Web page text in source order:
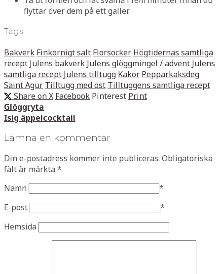
flyttar över dem på ett galler.
Tags
Bakverk Finkornigt salt Florsocker Högtidernas samtliga
recept Julens bakverk Julens glöggmingel / advent Julens
samtliga recept Julens tilltugg Kakor Pepparkaksdeg
Saint Agur Tilltugg med ost Tilltuggens samtliga recept
Share on X Facebook Pinterest Print
Glöggryta
Isig äppelcocktail
Lämna en kommentar
Din e-postadress kommer inte publiceras. Obligatoriska
fält är märkta *
Namn
*
E-post
*
Hemsida